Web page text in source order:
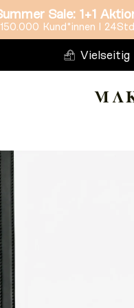
Sale: 1+1
Kund*innen l
Vielseitig